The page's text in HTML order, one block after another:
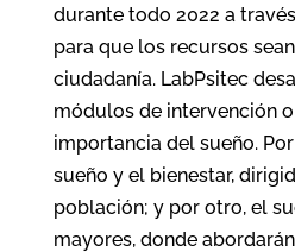
durante todo 2022 a
para que los recursos
ciudadanía. LabPsitec
módulos de intervención
importancia del sueño.
sueño y el bienestar,
población; y por otro, el
mayores, donde